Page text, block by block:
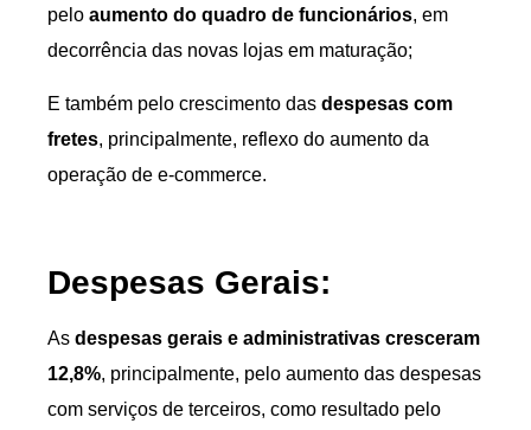
pelo aumento do quadro de funcionários, em
decorrência das novas lojas em maturação;
E também pelo crescimento das despesas com
fretes, principalmente, reflexo do aumento da
operação de e-commerce.
Despesas Gerais:
As despesas gerais e administrativas cresceram
12,8%, principalmente, pelo aumento das despesas
com serviços de terceiros, como resultado pelo